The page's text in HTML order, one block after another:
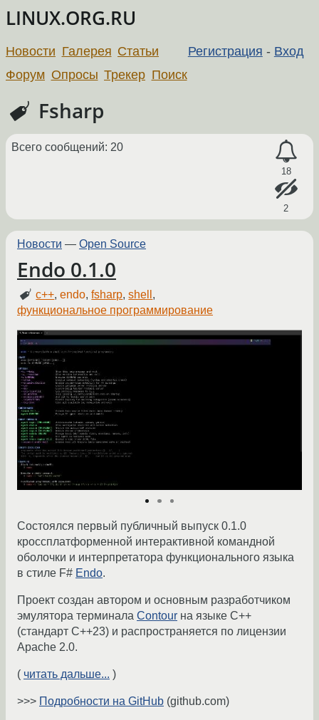
LINUX.ORG.RU
Регистрация - Вход
Новости Галерея Статьи
Форум Опросы Трекер Поиск
Fsharp
18
2
Всего сообщений: 20
Новости — Open Source
Endo 0.1.0
c++,endo,fsharp,shell ,
функциональное программирование
Состоялся первый публичный выпуск 0.1.0
кроссплатформенной интерактивной командной
оболочки и интерпретатора функционального языка
в стиле F# Endo.
Проект создан автором и основным разработчиком
эмулятора терминала Contour на языке C++
(стандарт C++23) и распространяется по лицензии
Apache 2.0.
( читать дальше... )
>>> Подробности на GitHub (github.com)